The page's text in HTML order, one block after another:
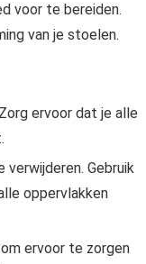
voor te bereiden.
van je stoelen.
ervoor dat je alle
Gebruik
oppervlakken
ervoor te zorgen